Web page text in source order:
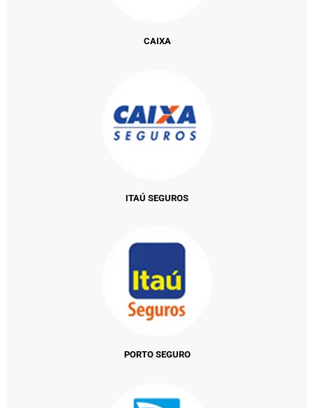
CAIXA
ITAÚ SEGUROS
PORTO SEGURO